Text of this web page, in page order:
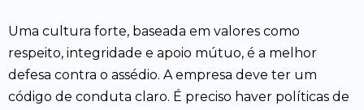
Uma cultura forte, baseada em valores como
respeito, integridade e apoio mútuo, é a melhor
defesa contra o assédio. A empresa deve ter um
código de conduta claro. É preciso haver políticas de